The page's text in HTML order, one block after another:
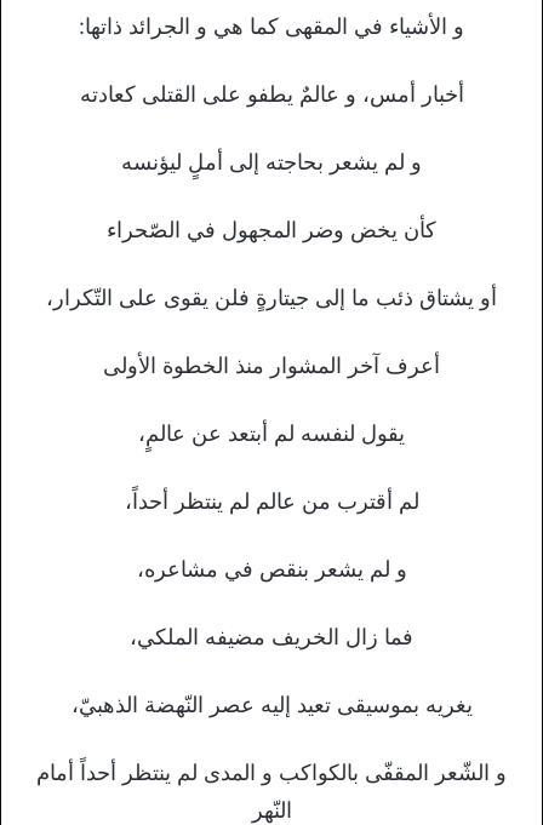
و الأشياء في المقهى كما هي و الجرائد ذاتها:
أخبار أمس، و عالمٌ يطفو على القتلى كعادته
و لم يشعر بحاجته إلى أملٍ ليؤنسه
كأن يخض وضر المجهول في الصّحراء
أو يشتاق ذئب ما إلى جيتارةٍ فلن يقوى على التّكرار،
أعرف آخر المشوار منذ الخطوة الأولى
يقول لنفسه لم أبتعد عن عالمٍ،
لم أقترب من عالم لم ينتظر أحداً،
و لم يشعر بنقص في مشاعره،
فما زال الخريف مضيفه الملكي،
يغريه بموسيقى تعيد إليه عصر النّهضة الذهبيّ،
و الشّعر المقفّى بالكواكب و المدى لم ينتظر أحداً أمام
النّهر